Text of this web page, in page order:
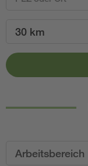
30 km
Arbeitsbereich